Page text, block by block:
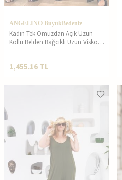
ANGELINO BuyukBedeniz
Kadın Tek Omuzdan Açık Uzun
Kollu Belden Bağcıklı Uzun Viskon
1,455.16 TL